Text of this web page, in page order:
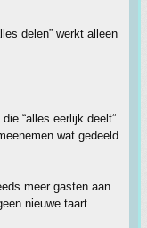
delen” werkt alleen
“alles eerlijk deelt”
wat gedeeld
meer gasten aan
nieuwe taart